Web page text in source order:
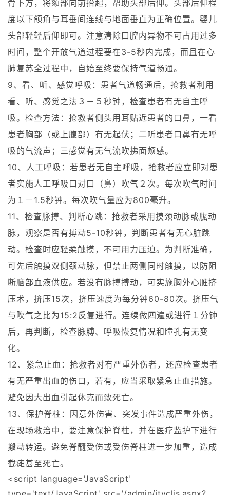
骨下方，将颏部向前抬起，帮助头部后仰。头部后仰程
度以下颌角与耳垂间连线与地面垂直为正确位置。婴儿
头部轻轻后仰即可。注意清除口腔内异物不可占用过多
时间，整个开放气道过程要在3-5秒内完成，而且在心
肺复苏全过程中，自始至终要保持气道畅通。
9、看、听、感觉呼吸：患者气道畅通后，抢救者利用
看、听、感觉之法３－５秒钟，检查患者有无自主呼
吸。检查方法：抢救者侧头用耳贴近患者的口鼻，一看
患者胸部（或上腹部）有无起伏；二听患者口鼻有无呼
吸的气流声；三感觉有无气流吹拂面颊感。
10、人工呼吸：若患者无自主呼吸，抢救者应立即对患
者实施人工呼吸口对口（鼻）吹气２次。每次吹气时间
为１－1.5秒钟。每次吹气量应为800毫升。
11、检查脉搏、判断心跳：抢救者采用摸颈动脉或肱动
脉，观察是否有搏动5-10秒钟，判断患者有无心脏跳
动。检查时应轻柔触摸，不可用力压迫。为判断准确，
可先后触摸双侧颈动脉，但禁止两侧同时触摸，以防阻
断脑部血液供应。若没有脉搏搏动，可实施胸外心脏挤
压术，挤压15次，挤压速度为每分钟60-80次。挤压气
与吹气之比为15:2反复进行。连续做四遍或进行１分钟
后，再判断，检查脉膊、呼吸恢复情况和瞳孔有无变
化。
12、紧急止血：抢救者对有严重外伤者，还应检查患者
有无严重出血的伤口，若有，应当采取紧急止血措施。
避免因大出血引起休克而致死亡。
13、保护脊柱：因意外伤害、突发事件造成严重外伤，
在现场救治中，要注意保护脊柱，并在医疗监护下进行
搬动转运。避免脊髓受伤或受伤脊柱进一步加重，造成
截瘫甚至死亡。
<script language='JavaScript'